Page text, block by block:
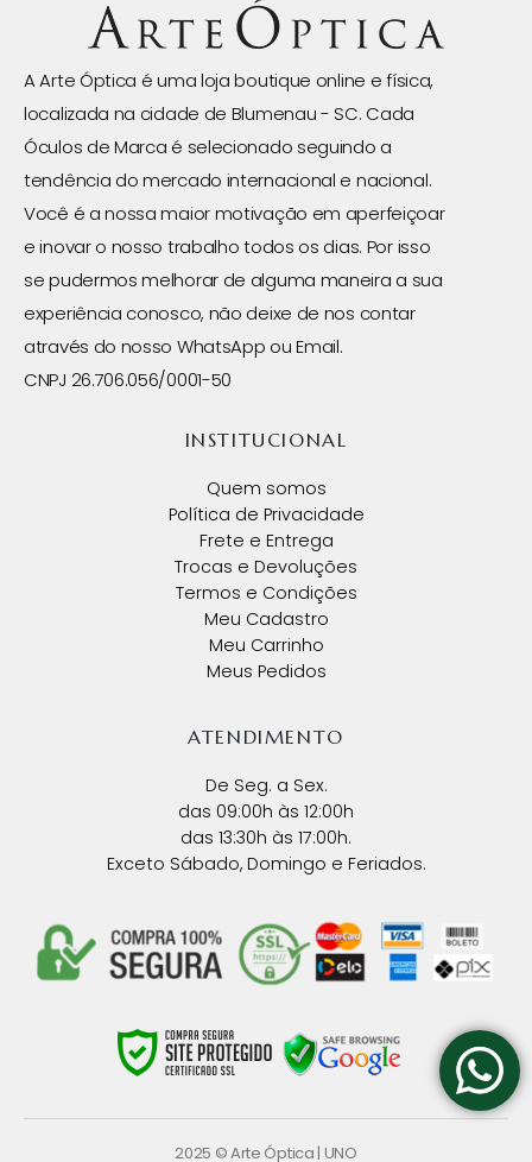
A Arte Óptica é uma loja boutique online e física,
localizada na cidade de Blumenau - SC. Cada
Óculos de Marca é selecionado seguindo a
tendência do mercado internacional e nacional.
Você é a nossa maior motivação em aperfeiçoar
e inovar o nosso trabalho todos os dias. Por isso
se pudermos melhorar de alguma maneira a sua
experiência conosco, não deixe de nos contar
através do nosso WhatsApp ou Email.
CNPJ 26.706.056/0001-50
INSTITUCIONAL
Quem somos
Política de Privacidade
Frete e Entrega
Trocas e Devoluções
Termos e Condições
Meu Cadastro
Meu Carrinho
Meus Pedidos
ATENDIMENTO
De Seg. a Sex.
das 09:00h às 12:00h
das 13:30h às 17:00h.
Exceto Sábado, Domingo e Feriados.
2025 © Arte Óptica | UNO